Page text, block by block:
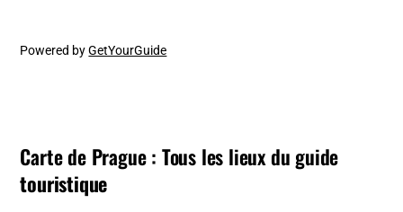
Powered byGetYourGuide
Carte de Prague : Tous les lieux du guide
touristique